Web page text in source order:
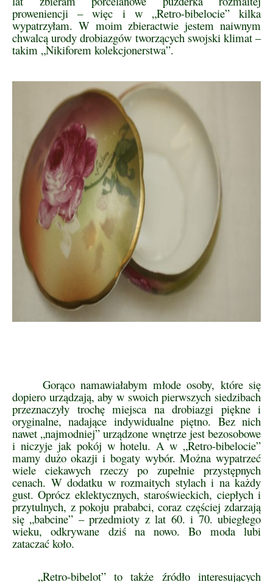
proweniencji – więc i w „Retro-bibelocie” kilka
wypatrzyłam. W moim zbieractwie jestem naiwnym
chwalcą urody drobiazgów tworzących swojski klimat –
takim „Nikiforem kolekcjonerstwa”.
Gorąco namawiałabym młode osoby, które się
dopiero urządzają, aby w swoich pierwszych siedzibach
przeznaczyły trochę miejsca na drobiazgi piękne i
oryginalne, nadające indywidualne piętno. Bez nich
nawet „najmodniej” urządzone wnętrze jest bezosobowe
i niczyje jak pokój w hotelu. A w „Retro-bibelocie”
mamy dużo okazji i bogaty wybór. Można wypatrzeć
wiele ciekawych rzeczy po zupełnie przystępnych
cenach. W dodatku w rozmaitych stylach i na każdy
gust. Oprócz eklektycznych, staroświeckich, ciepłych i
przytulnych, z pokoju prababci, coraz częściej zdarzają
się „babcine” – przedmioty z lat 60. i 70. ubiegłego
wieku, odkrywane dziś na nowo. Bo moda lubi
zataczać koło.
„Retro-bibelot” to także źródło interesujących